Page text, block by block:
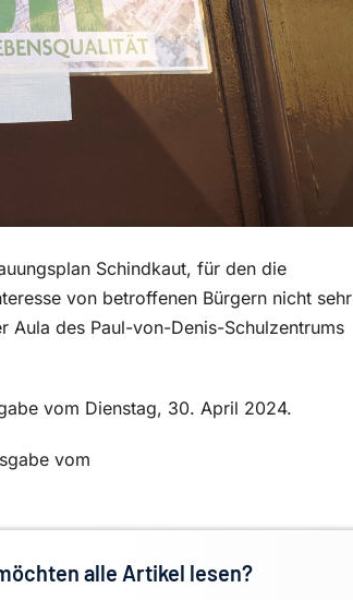
Schindkaut, für den die
von betroffenen Bürgern nicht sehr
Aula des Paul-von-Denis-Schulzentrums
vom Dienstag, 30. April 2024.
vom
alle Artikel lesen?